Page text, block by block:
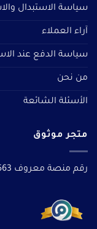
سياسة الاستبدال
آراء العملاء
سياسة الدفع عند
من نحن
الأسئلة الشائعة
متجر موثوق
رقم منصة معروف 356563